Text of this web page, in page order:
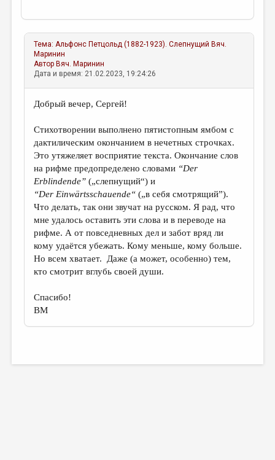
Тема:Альфонс Петцольд (1882-1923). Слепнущий Вяч.
Маринин
Автор Вяч. Маринин
Дата и время: 21.02.2023, 19:24:26
Добрый вечер, Сергей!
Стихотворении выполнено пятистопным ямбом с
дактилическим окончанием в нечетных строчках.
Это утяжеляет восприятие текста. Окончание слов
на рифме предопределено словами “Der
Erblindende” („слепнущий“) и
“Der Einwärtsschauende“ („в себя смотрящий”).
Что делать, так они звучат на русском. Я рад, что
мне удалось оставить эти слова и в переводе на
рифме. А от повседневных дел и забот вряд ли
кому удаётся убежать. Кому меньше, кому больше.
Но всем хватает. Даже (а может, особенно) тем,
кто смотрит вглубь своей души.
Спасибо!
ВМ